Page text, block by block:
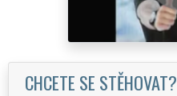
CHCETE SE STĚHOVAT?